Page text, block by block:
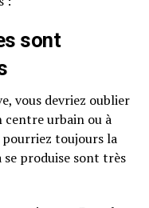
sont
vous devriez oublier
centre urbain ou à
pourriez toujours la
se produise sont très